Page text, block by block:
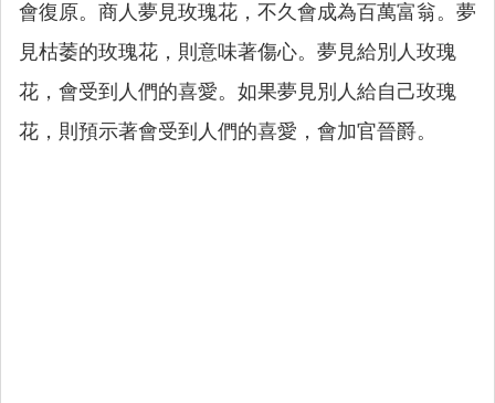
會復原。商人夢見玫瑰花，不久會成為百萬富翁。夢
見枯萎的玫瑰花，則意味著傷心。夢見給別人玫瑰
花，會受到人們的喜愛。如果夢見別人給自己玫瑰
花，則預示著會受到人們的喜愛，會加官晉爵。